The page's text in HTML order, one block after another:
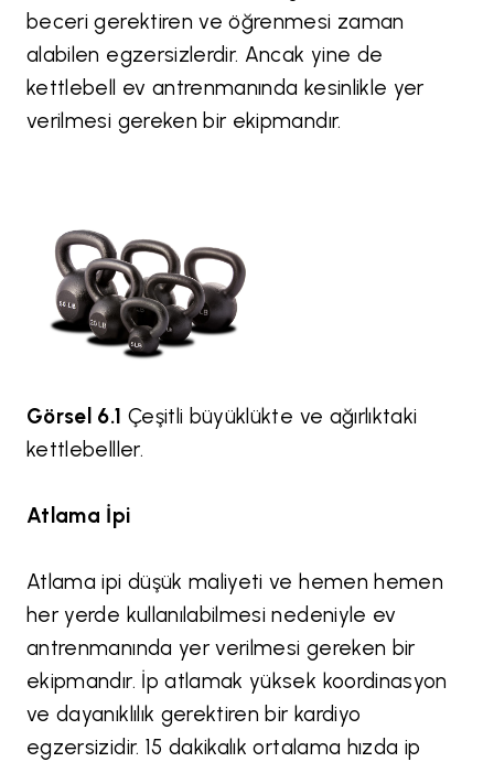
beceri gerektiren ve öğrenmesi zaman
alabilen egzersizlerdir. Ancak yine de
kettlebell ev antrenmanında kesinlikle yer
verilmesi gereken bir ekipmandır.
Görsel 6.1 Çeşitli büyüklükte ve ağırlıktaki
kettlebelller.
Atlama İpi
Atlama ipi düşük maliyeti ve hemen hemen
her yerde kullanılabilmesi nedeniyle ev
antrenmanında yer verilmesi gereken bir
ekipmandır. İp atlamak yüksek koordinasyon
ve dayanıklılık gerektiren bir kardiyo
egzersizidir. 15 dakikalık ortalama hızda ip